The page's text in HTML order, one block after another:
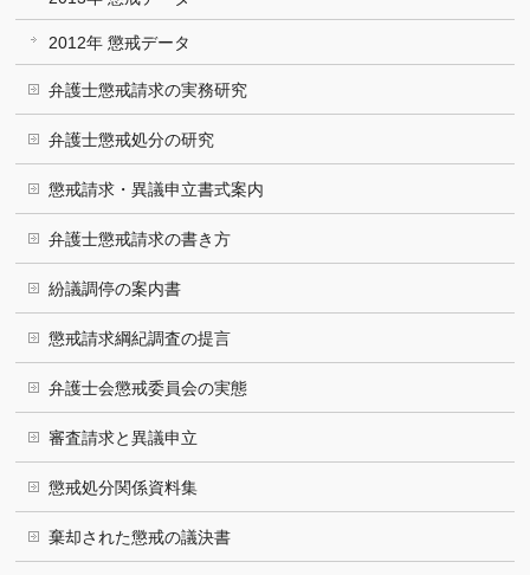
2012年 懲戒データ
弁護士懲戒請求の実務研究
弁護士懲戒処分の研究
懲戒請求・異議申立書式案内
弁護士懲戒請求の書き方
紛議調停の案内書
懲戒請求綱紀調査の提言
弁護士会懲戒委員会の実態
審査請求と異議申立
懲戒処分関係資料集
棄却された懲戒の議決書